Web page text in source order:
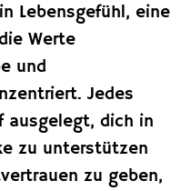
Lebensgefühl, eine
Werte
und
Jedes
ausgelegt, dich in
zu unterstützen
zu geben,